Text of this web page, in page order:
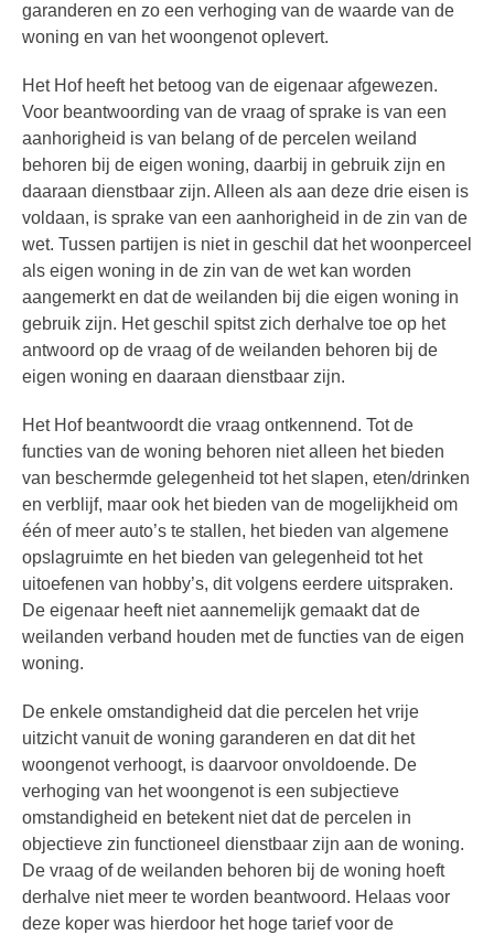
garanderen en zo een verhoging van de waarde van de
woning en van het woongenot oplevert.
Het Hof heeft het betoog van de eigenaar afgewezen.
Voor beantwoording van de vraag of sprake is van een
aanhorigheid is van belang of de percelen weiland
behoren bij de eigen woning, daarbij in gebruik zijn en
daaraan dienstbaar zijn. Alleen als aan deze drie eisen is
voldaan, is sprake van een aanhorigheid in de zin van de
wet. Tussen partijen is niet in geschil dat het woonperceel
als eigen woning in de zin van de wet kan worden
aangemerkt en dat de weilanden bij die eigen woning in
gebruik zijn. Het geschil spitst zich derhalve toe op het
antwoord op de vraag of de weilanden behoren bij de
eigen woning en daaraan dienstbaar zijn.
Het Hof beantwoordt die vraag ontkennend. Tot de
functies van de woning behoren niet alleen het bieden
van beschermde gelegenheid tot het slapen, eten/drinken
en verblijf, maar ook het bieden van de mogelijkheid om
één of meer auto’s te stallen, het bieden van algemene
opslagruimte en het bieden van gelegenheid tot het
uitoefenen van hobby’s, dit volgens eerdere uitspraken.
De eigenaar heeft niet aannemelijk gemaakt dat de
weilanden verband houden met de functies van de eigen
woning.
De enkele omstandigheid dat die percelen het vrije
uitzicht vanuit de woning garanderen en dat dit het
woongenot verhoogt, is daarvoor onvoldoende. De
verhoging van het woongenot is een subjectieve
omstandigheid en betekent niet dat de percelen in
objectieve zin functioneel dienstbaar zijn aan de woning.
De vraag of de weilanden behoren bij de woning hoeft
derhalve niet meer te worden beantwoord. Helaas voor
deze koper was hierdoor het hoge tarief voor de